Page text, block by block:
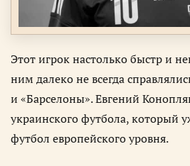
Этот игрок настолько быстр и
ним далеко не всегда
и «Барселоны». Евгений
украинского футбола, который
футбол европейского уровня.